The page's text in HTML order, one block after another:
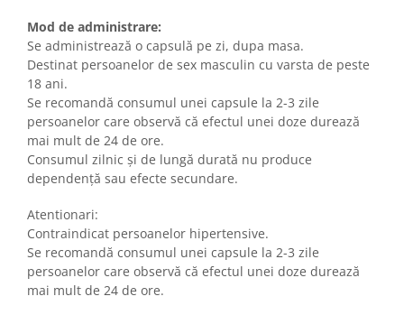
Mod de administrare:
Se administrează o capsulă pe zi, dupa masa.
Destinat persoanelor de sex masculin cu varsta de peste
18 ani.
Se recomandă consumul unei capsule la 2-3 zile
persoanelor care observă că efectul unei doze durează
mai mult de 24 de ore.
Consumul zilnic şi de lungă durată nu produce
dependenţă sau efecte secundare.
Atentionari:
Contraindicat persoanelor hipertensive.
Se recomandă consumul unei capsule la 2-3 zile
persoanelor care observă că efectul unei doze durează
mai mult de 24 de ore.